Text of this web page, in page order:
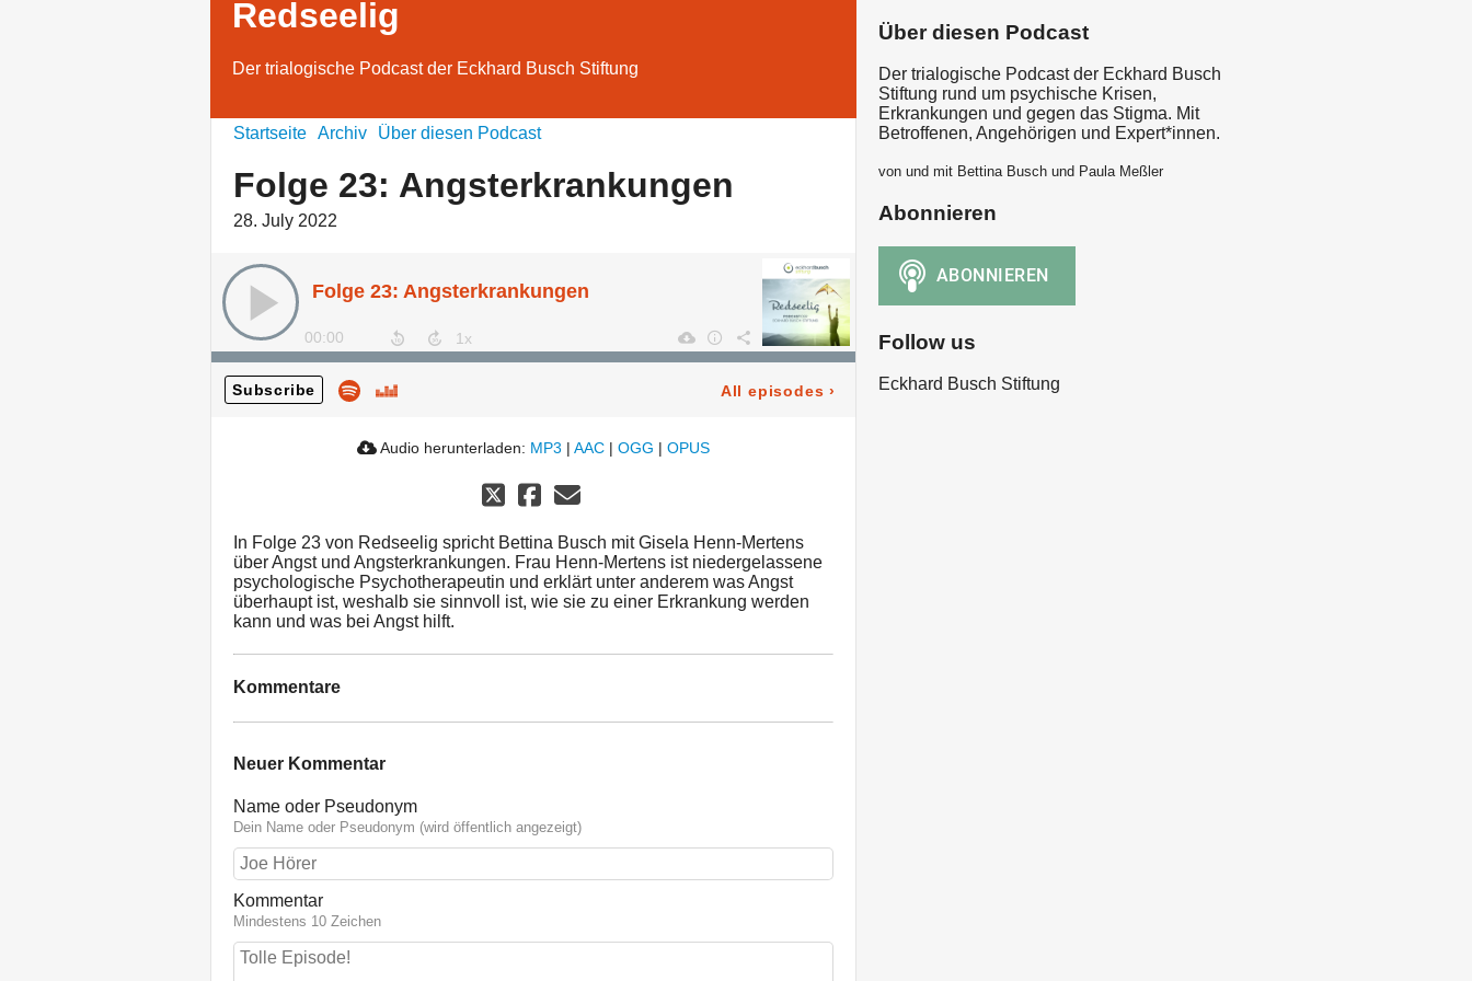
Redseelig
Der trialogische Podcast der Eckhard Busch Stiftung
Startseite Archiv Über diesen Podcast
Folge 23: Angsterkrankungen
28. July 2022
Folge 23: Angsterkrankungen
00:00
Subscribe All episodes ›
Audio herunterladen: MP3 | AAC | OGG | OPUS
In Folge 23 von Redseelig spricht Bettina Busch mit Gisela Henn-Mertens
über Angst und Angsterkrankungen. Frau Henn-Mertens ist niedergelassene
psychologische Psychotherapeutin und erklärt unter anderem was Angst
überhaupt ist, weshalb sie sinnvoll ist, wie sie zu einer Erkrankung werden
kann und was bei Angst hilft.
Kommentare
Neuer Kommentar
Name oder Pseudonym
Dein Name oder Pseudonym (wird öffentlich angezeigt)
Kommentar
Mindestens 10 Zeichen
Über diesen Podcast
Der trialogische Podcast der Eckhard Busch
Stiftung rund um psychische Krisen,
Erkrankungen und gegen das Stigma. Mit
Betroffenen, Angehörigen und Expert*innen.
von und mit Bettina Busch und Paula Meßler
Abonnieren
Follow us
Eckhard Busch Stiftung